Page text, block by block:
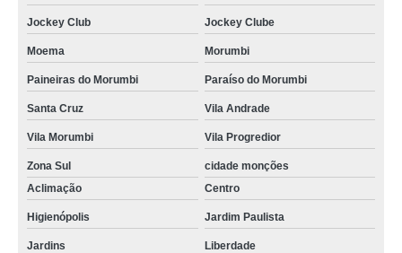
Jockey Club Jockey Clube
Moema Morumbi
Paineiras do Morumbi Paraíso do Morumbi
Santa Cruz Vila Andrade
Vila Morumbi Vila Progredior
Zona Sul
cidade monções
Aclimação
Centro
Higienópolis Jardim Paulista
Jardins Liberdade